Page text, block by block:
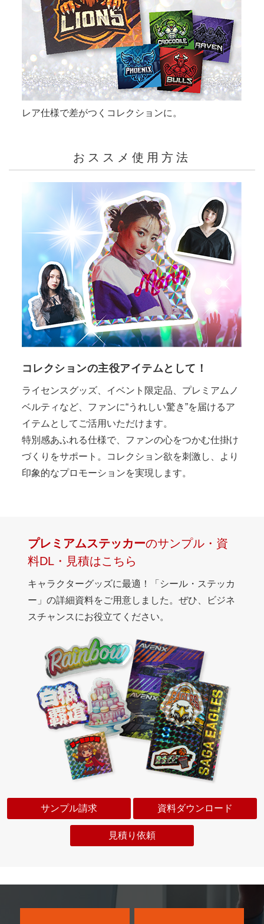
レア仕様で差がつくコレクションに。
おススメ使用方法
コレクションの主役アイテムとして！
ライセンスグッズ、イベント限定品、プレミアムノ
ベルティなど、ファンに“うれしい驚き”を届けるア
イテムとしてご活用いただけます。
特別感あふれる仕様で、ファンの心をつかむ仕掛け
づくりをサポート。コレクション欲を刺激し、より
印象的なプロモーションを実現します。
プレミアムステッカーのサンプル・資
料DL・見積はこちら
キャラクターグッズに最適！「シール・ステッカ
ー」の詳細資料をご用意しました。ぜひ、ビジネ
スチャンスにお役立てください。
サンプル請求 資料ダウンロード
見積り依頼